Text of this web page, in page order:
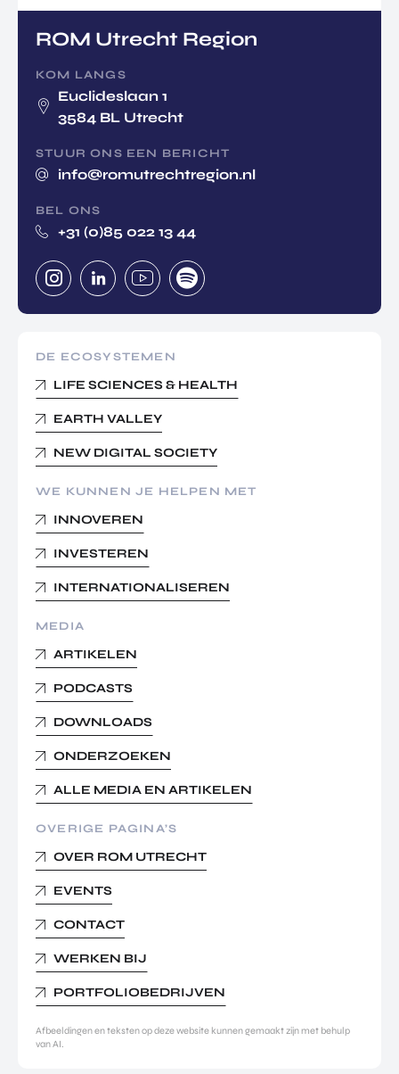
ROM Utrecht Region
KOM LANGS
Euclideslaan 1
3584 BL Utrecht
STUUR ONS EEN BERICHT
info@romutrechtregion.nl
BEL ONS
+31 (0)85 022 13 44
DE ECOSYSTEMEN
LIFE SCIENCES & HEALTH
EARTH VALLEY
NEW DIGITAL SOCIETY
WE KUNNEN JE HELPEN MET
INNOVEREN
INVESTEREN
INTERNATIONALISEREN
MEDIA
ARTIKELEN
PODCASTS
DOWNLOADS
ONDERZOEKEN
ALLE MEDIA EN ARTIKELEN
OVERIGE PAGINA’S
OVER ROM UTRECHT
EVENTS
CONTACT
WERKEN BIJ
PORTFOLIOBEDRIJVEN
Afbeeldingen en teksten op deze website kunnen gemaakt zijn met behulp
van AI.